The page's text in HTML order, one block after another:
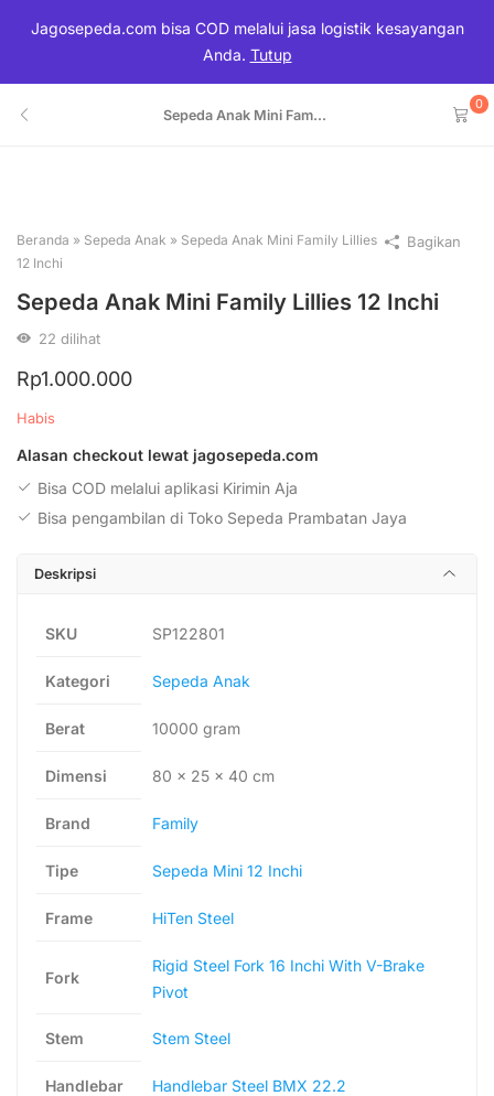
Jagosepeda.com bisa COD melalui jasa logistik kesayangan
Anda. Tutup
Sepeda Anak Mini Fam...
0
Beranda » Sepeda Anak » Sepeda Anak Mini Family Lillies
12 Inchi
Sepeda Anak Mini Family Lillies 12 Inchi
22 dilihat
Rp1.000.000
Habis
Alasan checkout lewat jagosepeda.com
Bisa COD melalui aplikasi Kirimin Aja
Bisa pengambilan di Toko Sepeda Prambatan Jaya
Bagikan
Deskripsi
SKU SP122801
Kategori Sepeda Anak
Berat 10000 gram
Dimensi 80 × 25 × 40 cm
Brand Family
Tipe Sepeda Mini 12 Inchi
Frame HiTen Steel
Fork
Rigid Steel Fork 16 Inchi With V-Brake
Pivot
Stem Stem Steel
Handlebar Handlebar Steel BMX 22.2